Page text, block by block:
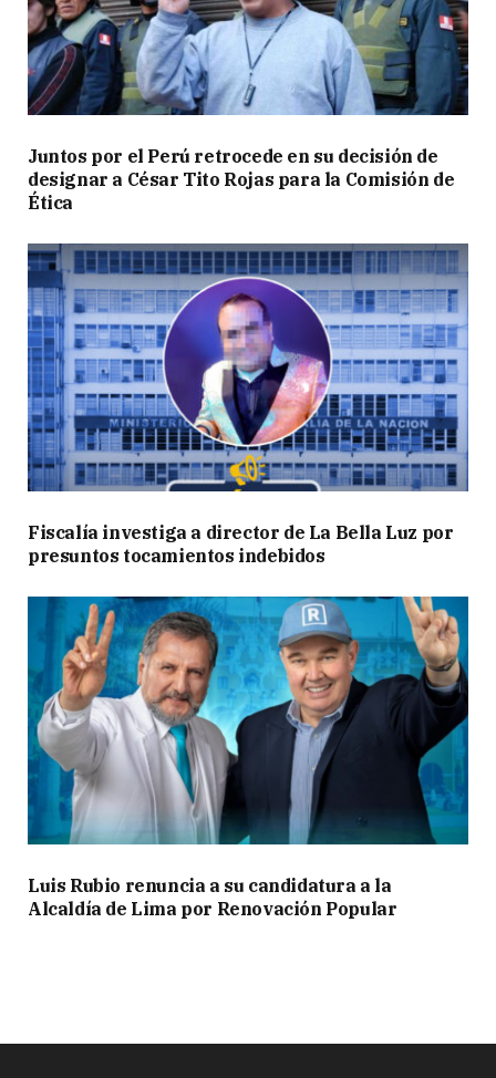
Juntos por el Perú retrocede en su decisión de
designar a César Tito Rojas para la Comisión de
Ética
Fiscalía investiga a director de La Bella Luz por
presuntos tocamientos indebidos
Luis Rubio renuncia a su candidatura a la
Alcaldía de Lima por Renovación Popular